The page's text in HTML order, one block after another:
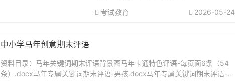
考试教育 2026-05-24
中小学马年创意期末评语
资料目录：马年关键词期末评语背景图马年卡通特色评语-每页面6条（54
条）.docx马年专属关键词期末评语-男孩.docx马年专属关键词期末评语-男